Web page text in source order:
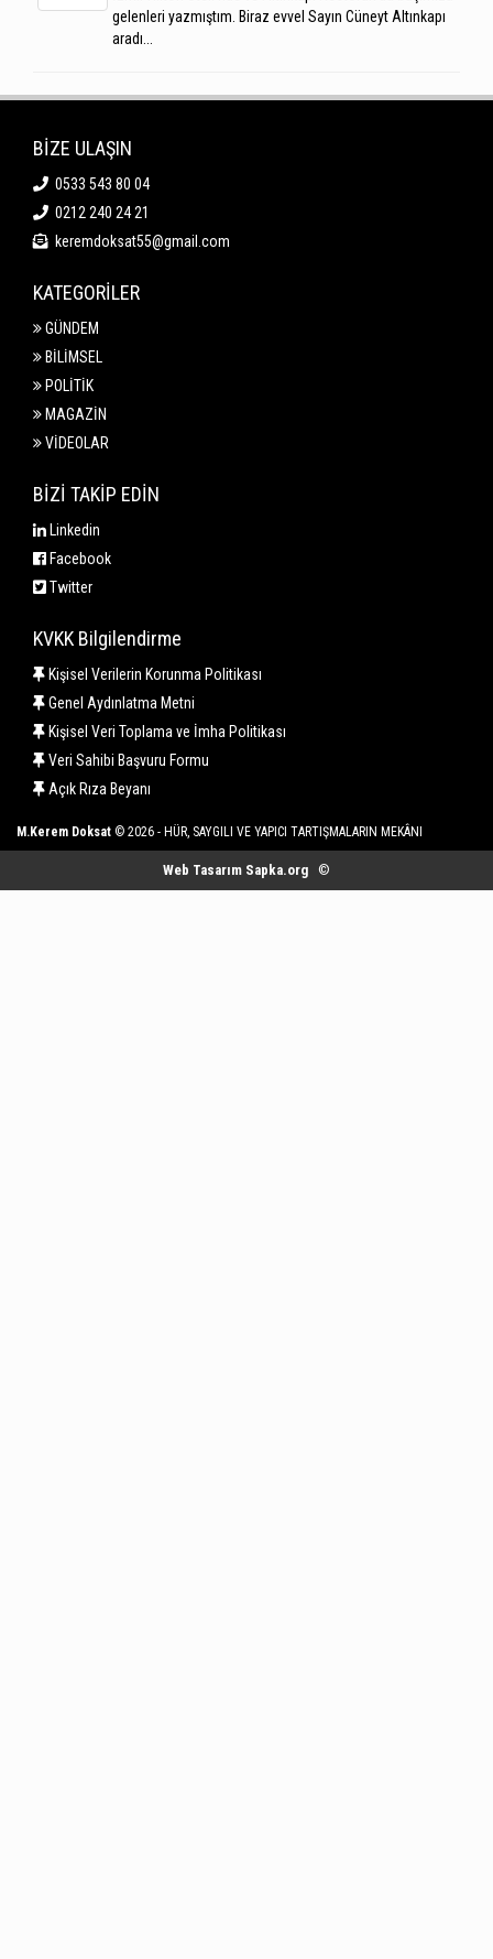
gelenleri yazmıştım. Biraz evvel Sayın Cüneyt Altınkapı
aradı...
BİZE ULAŞIN
0533 543 80 04
0212 240 24 21
keremdoksat55@gmail.com
KATEGORİLER
GÜNDEM
BİLİMSEL
POLİTİK
MAGAZİN
VİDEOLAR
BİZİ TAKİP EDİN
Linkedin
Facebook
Twitter
KVKK Bilgilendirme
Kişisel Verilerin Korunma Politikası
Genel Aydınlatma Metni
Kişisel Veri Toplama ve İmha Politikası
Veri Sahibi Başvuru Formu
Açık Rıza Beyanı
M.Kerem Doksat © 2026 - HÜR, SAYGILI VE YAPICI TARTIŞMALARIN MEKÂNI
Web Tasarım Sapka.org ©